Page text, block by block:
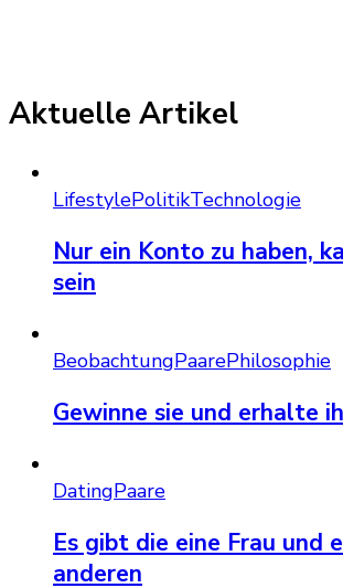
Aktuelle Artikel
LifestylePolitikTechnologie
Nur ein Konto zu haben,
sein
BeobachtungPaarePhilosophie
Gewinne sie und erhalte
DatingPaare
Es gibt die eine Frau und
anderen